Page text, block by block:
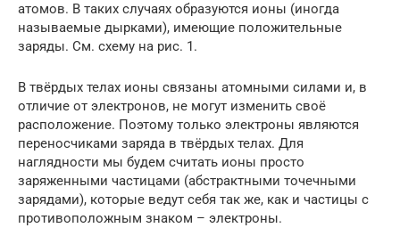
атомов. В таких случаях образуются ионы (иногда
называемые дырками), имеющие положительные
заряды. См. схему на рис. 1.
В твёрдых телах ионы связаны атомными силами и, в
отличие от электронов, не могут изменить своё
расположение. Поэтому только электроны являются
переносчиками заряда в твёрдых телах. Для
наглядности мы будем считать ионы просто
заряженными частицами (абстрактными точечными
зарядами), которые ведут себя так же, как и частицы с
противоположным знаком – электроны.